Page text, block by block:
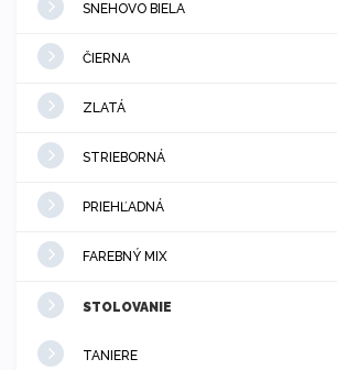
SNEHOVO BIELA
ČIERNA
ZLATÁ
STRIEBORNÁ
PRIEHĽADNÁ
FAREBNÝ MIX
STOLOVANIE
TANIERE